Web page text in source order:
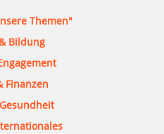
Themen"
Bildung
Finanzen